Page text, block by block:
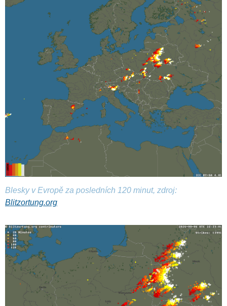
Blesky v Evropě za posledních 120 minut, zdroj:
Blitzortung.org